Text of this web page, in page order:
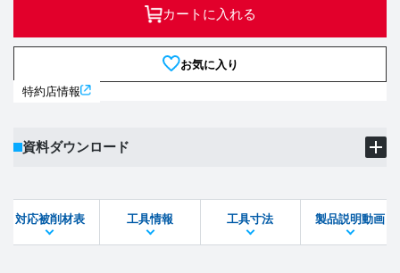
カートに入れる
お気に入り
特約店情報
資料ダウンロード
STEPファイル DXFファイル
対応被削材表 工具情報 工具寸法 製品説明動画